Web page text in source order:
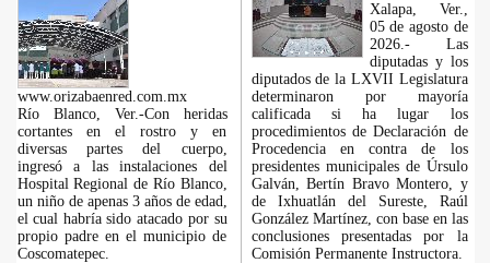
www.orizabaenred.com.mx
Río Blanco, Ver.-Con heridas
cortantes en el rostro y en
diversas partes del cuerpo,
ingresó a las instalaciones del
Hospital Regional de Río Blanco,
un niño de apenas 3 años de edad,
el cual habría sido atacado por su
propio padre en el municipio de
Coscomatepec.
Xalapa, Ver.,
05 de agosto de
2026.- Las
diputadas y los
diputados de la LXVII Legislatura
determinaron por mayoría
calificada si ha lugar los
procedimientos de Declaración de
Procedencia en contra de los
presidentes municipales de Úrsulo
Galván, Bertín Bravo Montero, y
de Ixhuatlán del Sureste, Raúl
González Martínez, con base en las
conclusiones presentadas por la
Comisión Permanente Instructora.